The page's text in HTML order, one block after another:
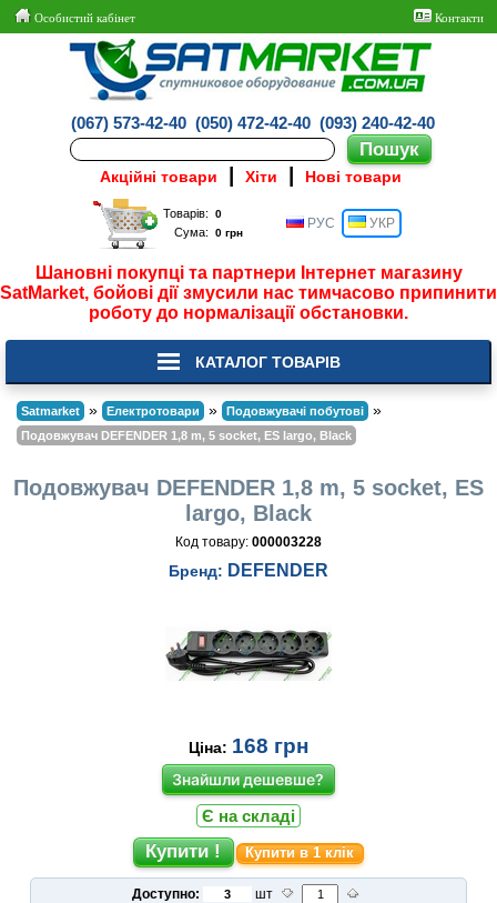
Особистий кабінет Контакти
(067) 573-42-40 (050) 472-42-40 (093) 240-42-40
Акційні товари Хіти Нові товари
Товарів:
Сума:
РУС УКР
Шановні покупці та партнери Інтернет магазину
SatMarket, бойові дії змусили нас тимчасово припинити
роботу до нормалізації обстановки.
КАТАЛОГ ТОВАРІВ
Satmarket » Електротовари » Подовжувачі побутові »
Подовжувач DEFENDER 1,8 m, 5 socket, ES largo, Black
Подовжувач DEFENDER 1,8 m, 5 socket, ES
largo, Black
Код товару: 000003228
Бренд: DEFENDER
Ціна: 168 грн
Знайшли дешевше?
Є на складі
Купити в 1 клік
Доступно: шт